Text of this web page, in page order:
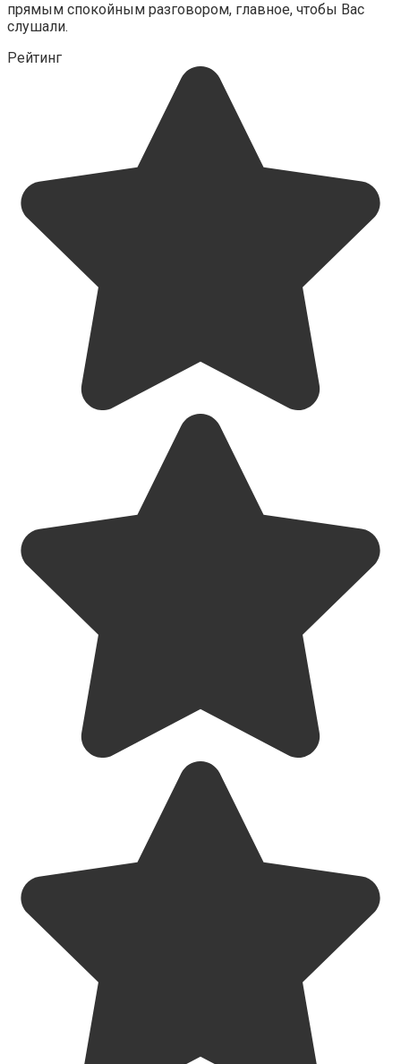
прямым спокойным разговором, главное, чтобы Вас
слушали.
Рейтинг